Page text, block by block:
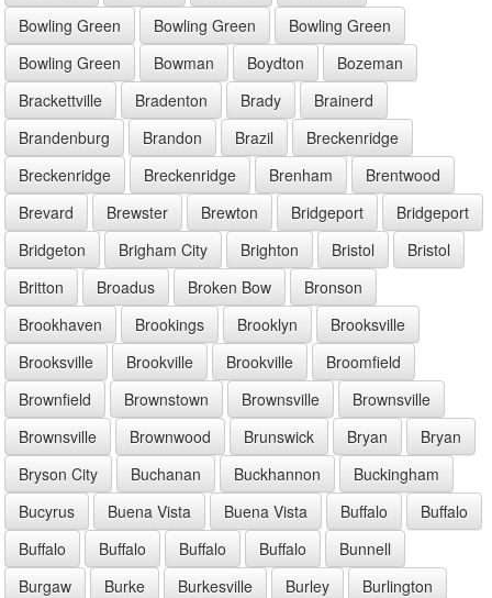
Bowling Green
Bowling Green
Bowling Green
Bowling Green
Bowman Boydton
Bozeman
Brackettville
Bradenton Brady
Brainerd
Brandenburg
Brandon Brazil
Breckenridge
Breckenridge
Breckenridge Brenham
Brentwood
Brevard
Brewster Brewton Bridgeport
Bridgeport
Bridgeton
Brigham City Brighton Bristol
Bristol
Britton
Broadus Broken Bow
Bronson
Brookhaven
Brookings Brooklyn
Brooksville
Brooksville
Brookville Brookville
Broomfield
Brownfield
Brownstown Brownsville
Brownsville
Brownsville
Brownwood Brunswick Bryan
Bryan
Bryson City
Buchanan Buckhannon
Buckingham
Bucyrus
Buena Vista Buena Vista Buffalo
Buffalo
Buffalo
Buffalo Buffalo Buffalo
Bunnell
Burgaw
Burke Burkesville Burley
Burlington